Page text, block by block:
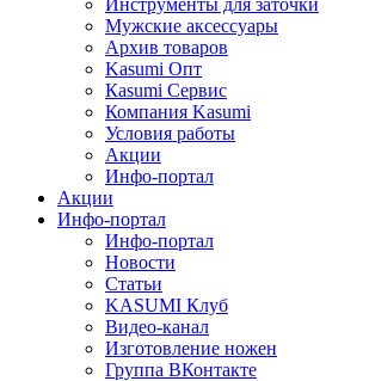
Мужские аксессуары
Архив товаров
Kasumi Опт
Кasumi Сервис
Компания Kasumi
Условия работы
Акции
Инфо-портал
Акции
Инфо-портал
Инфо-портал
Новости
Статьи
KASUMI Клуб
Видео-канал
Изготовление ножен
Группа ВКонтакте